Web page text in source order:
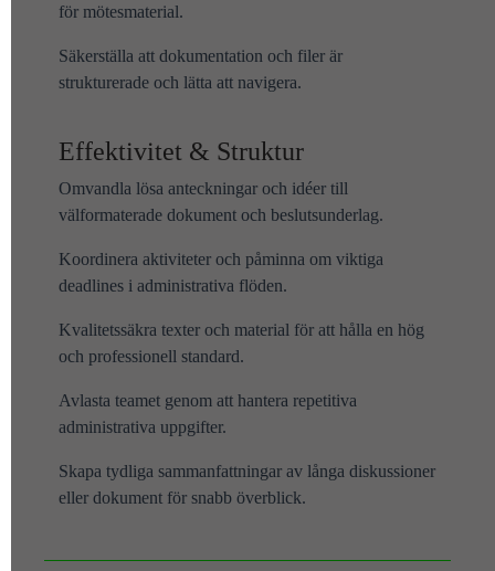
för mötesmaterial.
Säkerställa att dokumentation och filer är
strukturerade och lätta att navigera.
Effektivitet & Struktur
Omvandla lösa anteckningar och idéer till
välformaterade dokument och beslutsunderlag.
Koordinera aktiviteter och påminna om viktiga
deadlines i administrativa flöden.
Kvalitetssäkra texter och material för att hålla en hög
och professionell standard.
Avlasta teamet genom att hantera repetitiva
administrativa uppgifter.
Skapa tydliga sammanfattningar av långa diskussioner
eller dokument för snabb överblick.